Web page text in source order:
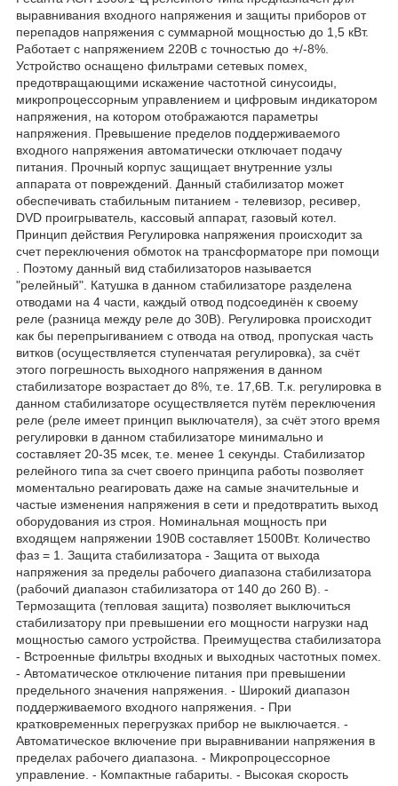
выравнивания входного напряжения и защиты приборов от
перепадов напряжения с суммарной мощностью до 1,5 кВт.
Работает с напряжением 220В с точностью до +/-8%.
Устройство оснащено фильтрами сетевых помех,
предотвращающими искажение частотной синусоиды,
микропроцессорным управлением и цифровым индикатором
напряжения, на котором отображаются параметры
напряжения. Превышение пределов поддерживаемого
входного напряжения автоматически отключает подачу
питания. Прочный корпус защищает внутренние узлы
аппарата от повреждений. Данный стабилизатор может
обеспечивать стабильным питанием - телевизор, ресивер,
DVD проигрыватель, кассовый аппарат, газовый котел.
Принцип действия Регулировка напряжения происходит за
счет переключения обмоток на трансформаторе при помощи
. Поэтому данный вид стабилизаторов называется
"релейный". Катушка в данном стабилизаторе разделена
отводами на 4 части, каждый отвод подсоединён к своему
реле (разница между реле до 30В). Регулировка происходит
как бы перепрыгиванием с отвода на отвод, пропуская часть
витков (осуществляется ступенчатая регулировка), за счёт
этого погрешность выходного напряжения в данном
стабилизаторе возрастает до 8%, т.е. 17,6В. Т.к. регулировка в
данном стабилизаторе осуществляется путём переключения
реле (реле имеет принцип выключателя), за счёт этого время
регулировки в данном стабилизаторе минимально и
составляет 20-35 мсек, т.е. менее 1 секунды. Стабилизатор
релейного типа за счет своего принципа работы позволяет
моментально реагировать даже на самые значительные и
частые изменения напряжения в сети и предотвратить выход
оборудования из строя. Номинальная мощность при
входящем напряжении 190В составляет 1500Вт. Количество
фаз = 1. Защита стабилизатора - Защита от выхода
напряжения за пределы рабочего диапазона стабилизатора
(рабочий диапазон стабилизатора от 140 до 260 В). -
Термозащита (тепловая защита) позволяет выключиться
стабилизатору при превышении его мощности нагрузки над
мощностью самого устройства. Преимущества стабилизатора
- Встроенные фильтры входных и выходных частотных помех.
- Автоматическое отключение питания при превышении
предельного значения напряжения. - Широкий диапазон
поддерживаемого входного напряжения. - При
кратковременных перегрузках прибор не выключается. -
Автоматическое включение при выравнивании напряжения в
пределах рабочего диапазона. - Микропроцессорное
управление. - Компактные габариты. - Высокая скорость